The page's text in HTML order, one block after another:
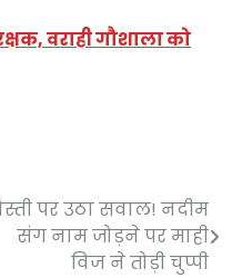
वराही गौशाला को
पर उठा सवाल! नदीम
संग नाम जोड़ने पर माही
विज ने तोड़ी चुप्पी